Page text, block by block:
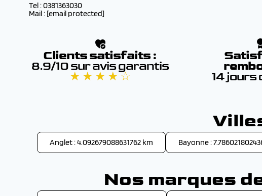
Tel : 0381363030
Mail : [email protected]
Clients satisfaits :
8.9/10 sur avis garantis
★ ★ ★ ★ ☆ 14 jours
Anglet : 4.092679088631762 km Bayonne :
Nos marques